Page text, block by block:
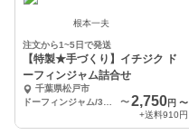
根本一夫
注文から1~5日で発送
【特製★手づくり】イチジク ド
ーフィンジャム詰合せ
千葉県松戸市
〜 2,750円 〜
+送料910円